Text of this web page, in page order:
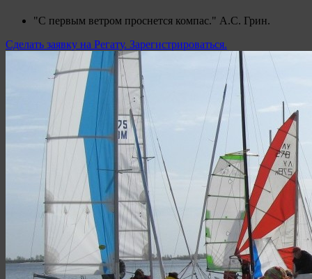
"С первым ветром проснется компас." А.С. Грин.
Сделать заявку на Регату. Зарегистрироваться.